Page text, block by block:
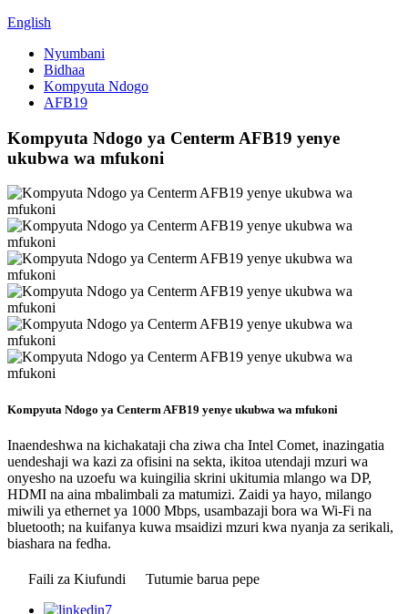
English
Nyumbani
Bidhaa
Kompyuta Ndogo
AFB19
Kompyuta Ndogo ya Centerm AFB19 yenye
ukubwa wa mfukoni
Kompyuta Ndogo ya Centerm AFB19 yenye ukubwa wa mfukoni
Inaendeshwa na kichakataji cha ziwa cha Intel Comet, inazingatia
uendeshaji wa kazi za ofisini na sekta, ikitoa utendaji mzuri wa
onyesho na uzoefu wa kuingilia skrini ukitumia mlango wa DP,
HDMI na aina mbalimbali za matumizi. Zaidi ya hayo, milango
miwili ya ethernet ya 1000 Mbps, usambazaji bora wa Wi-Fi na
bluetooth; na kuifanya kuwa msaidizi mzuri kwa nyanja za serikali,
biashara na fedha.
Faili za Kiufundi Tutumie barua pepe